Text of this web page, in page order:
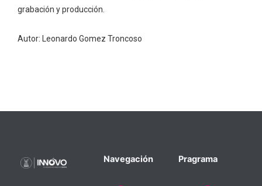
grabación y producción.
Autor: Leonardo Gomez Troncoso
Navegación Pragrama